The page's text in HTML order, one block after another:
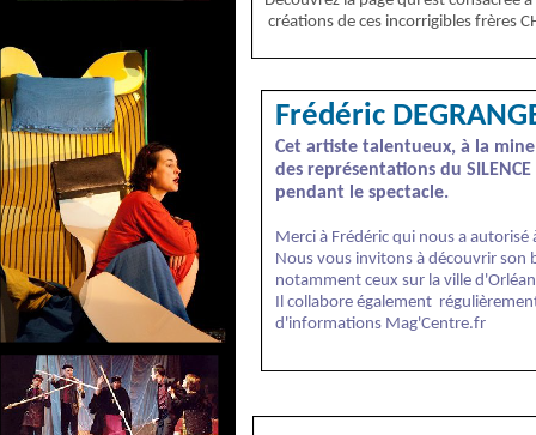
Frédéric
Cet artiste talentueux, à la
des représentations du
pendant le spectacle.
Merci à Frédéric qui nous a
Nous vous invitons à découvrir son
notamment ceux sur la ville
Il collabore également
d'informations Mag'Centre.fr
créations de ces incorrigibles frères